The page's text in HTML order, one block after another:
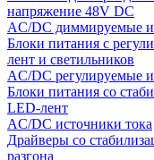
напряжение 48V DC
AC/DC диммируемые
Блоки питания с
лент и светильников
AC/DC регулируемые
Блоки питания со
LED-лент
AC/DC источники тока
Драйверы со
разгона